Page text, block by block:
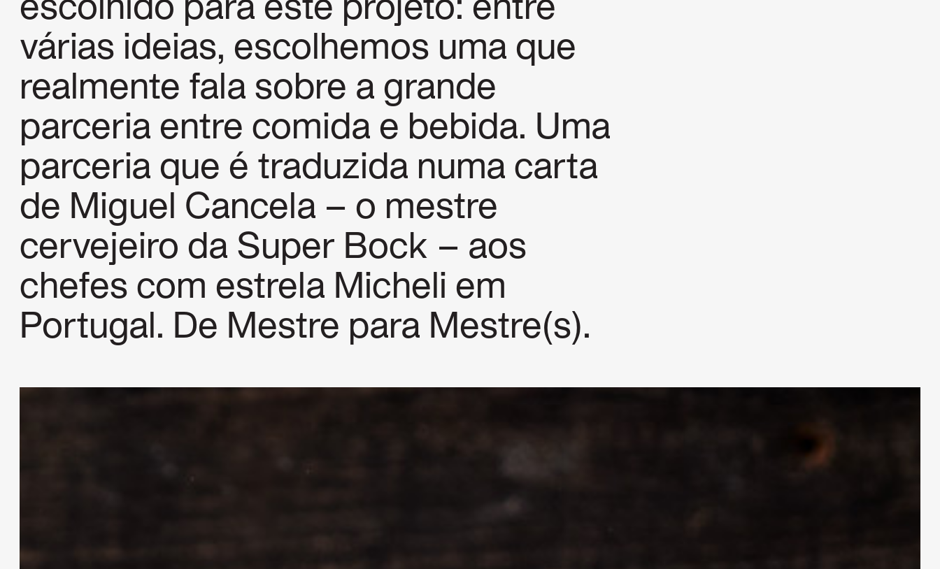
escolhido para este projeto: entre
várias ideias, escolhemos uma que
realmente fala sobre a grande
parceria entre comida e bebida. Uma
parceria que é traduzida numa carta
de Miguel Cancela – o mestre
cervejeiro da Super Bock – aos
chefes com estrela Micheli em
Portugal. De Mestre para Mestre(s).